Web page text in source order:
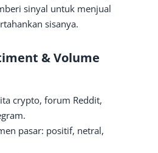
sinyal untuk menjual
sisanya.
& Volume
crypto, forum Reddit,
pasar: positif, netral,